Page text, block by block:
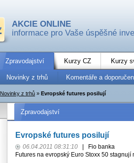
AKCIE ONLINE
informace pro Vaše úspěšné
Zpravodajství Kurzy CZ Kurzy
Novinky z trhů Komentáře a
Novinky z trhů » Evropské futures posilují
Zpravodajství
Evropské futures posilují
06.04.2011 08:31:10
Fio banka
Futures na evropský Euro Stoxx 50 stagnují